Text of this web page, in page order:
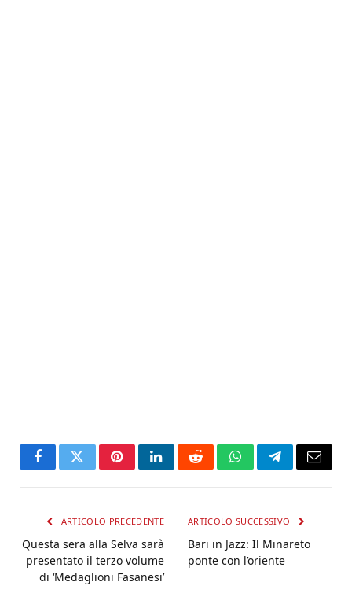
FacebookTwitterPinterestLinkedInRedditWhatsAppTelegramEmail
ARTICOLO PRECEDENTE
Questa sera alla Selva sarà
presentato il terzo volume
di ‘Medaglioni Fasanesi’
ARTICOLO SUCCESSIVO
Bari in Jazz: Il Minareto
ponte con l’oriente